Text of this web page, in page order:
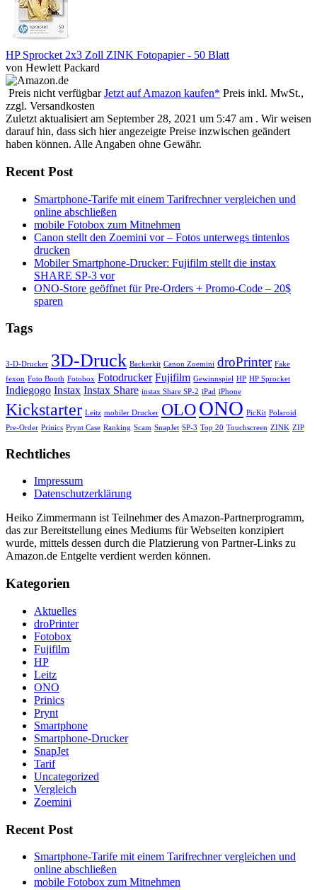
HP Sprocket 2x3 Zoll ZINK Fotopapier - 50 Blatt
von Hewlett Packard
Preis nicht verfügbar Jetzt auf Amazon kaufen* Preis inkl. MwSt.,
zzgl. Versandkosten
Zuletzt aktualisiert am September 28, 2021 um 5:47 am . Wir weisen
darauf hin, dass sich hier angezeigte Preise inzwischen geändert
haben können. Alle Angaben ohne Gewähr.
Recent Post
Smartphone-Tarife mit einem Tarifrechner vergleichen und
online abschließen
mobile Fotobox zum Mitnehmen
Canon stellt den Zoemini vor – Fotos unterwegs tintenlos
drucken
Mobiler Smartphone-Drucker: Fujifilm stellt die instax
SHARE SP-3 vor
ONO-Store geöffnet für Pre-Orders + Promo-Code – 20$
sparen
Tags
3-D-Drucker 3D-Druck Backerkit Canon Zoemini droPrinter Fake
fexon Foto Booth Fotobox Fotodrucker Fujifilm Gewinnspiel HP HP Sprocket
Indiegogo Instax Instax Share instax Share SP-2 iPad iPhone
Kickstarter Leitz mobiler Drucker OLOONO PicKit Polaroid
Pre-Order Prinics Prynt Case Ranking Scam SnapJet SP-3 Top 20 Touchscreen ZINK ZIP
Rechtliches
Impressum
Datenschutzerklärung
Heiko Zimmermann ist Teilnehmer des Amazon-Partnerprogramm,
das zur Bereitstellung eines Mediums für Webseiten konzipiert
wurde, mittels dessen durch die Platzierung von Partner-Links zu
Amazon.de Entgelte verdient werden können.
Kategorien
Aktuelles
droPrinter
Fotobox
Fujifilm
HP
Leitz
ONO
Prinics
Prynt
Smartphone
Smartphone-Drucker
SnapJet
Tarif
Uncategorized
Vergleich
Zoemini
Recent Post
Smartphone-Tarife mit einem Tarifrechner vergleichen und
online abschließen
mobile Fotobox zum Mitnehmen